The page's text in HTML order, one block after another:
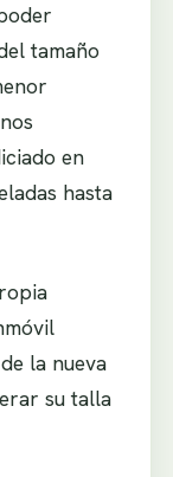
tamaño
en
hasta
la nueva
su talla